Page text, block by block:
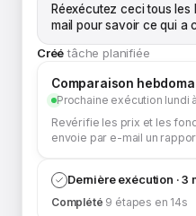
Réexécutez ceci tous
mail pour savoir ce qui a
Créé tâche planifiée
Comparaison
Prochaine exécution lundi
Revérifie les prix et les
envoie par e-mail un
Dernière exécution ·
Complété 9 étapes en 14s